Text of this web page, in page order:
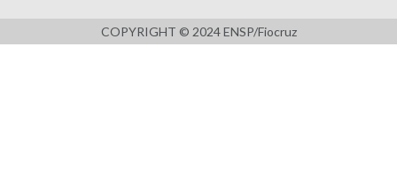
COPYRIGHT © 2024 ENSP/Fiocruz